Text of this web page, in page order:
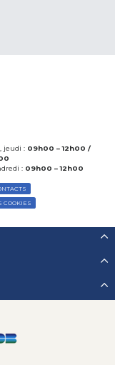
jeudi : 09h00 – 12h00 /
: 09h00 – 12h00
COOKIES